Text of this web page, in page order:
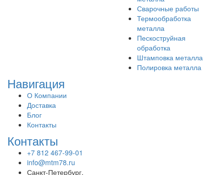
Сварочные работы
Термообработка
металла
Пескоструйная
обработка
Штамповка металла
Полировка металла
Навигация
О Компании
Доставка
Блог
Контакты
Контакты
+7 812 467-99-01
info@mtm78.ru
Санкт-Петербург,